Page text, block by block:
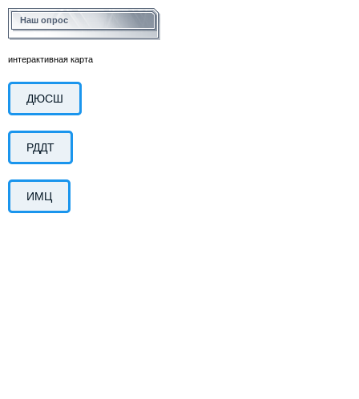
Наш опрос
интерактивная карта
ДЮСШ
РДДТ
ИМЦ